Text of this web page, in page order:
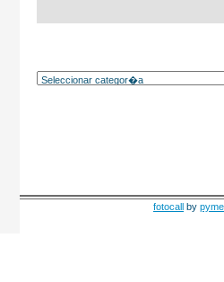
fotocall by